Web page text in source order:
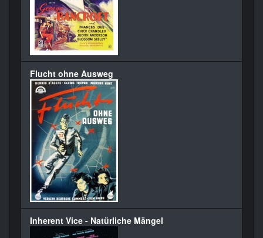
Flucht ohne Ausweg
Inherent Vice - Natürliche Mängel